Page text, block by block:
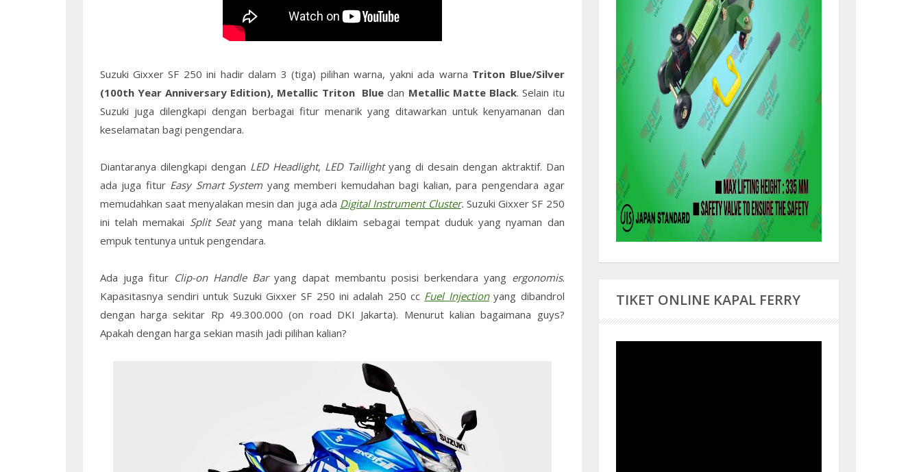
Suzuki Gixxer SF 250 ini hadir dalam 3 (tiga) pilihan warna, yakni ada warna Triton Blue/Silver
(100th Year Anniversary Edition), Metallic Triton Bluedan Metallic Matte Black. Selain itu
Suzuki juga dilengkapi dengan berbagai fitur menarik yang ditawarkan untuk kenyamanan dan
keselamatan bagi pengendara.
Diantaranya dilengkapi dengan LED Headlight, LED Taillightyang di desain dengan aktraktif. Dan
ada juga fitur Easy Smart System yang memberi kemudahan bagi kalian, para pengendara agar
memudahkan saat menyalakan mesin dan juga ada Digital Instrument Cluster. Suzuki Gixxer SF 250
ini telah memakai Split Seatyang mana telah diklaim sebagai tempat duduk yang nyaman dan
empuk tentunya untuk pengendara.
Ada juga fitur Clip-on Handle Bar yang dapat membantu posisi berkendara yang ergonomis.
Kapasitasnya sendiri untuk Suzuki Gixxer SF 250 ini adalah 250 cc Fuel Injectionyang dibandrol
dengan harga sekitar Rp 49.300.000 (on road DKI Jakarta). Menurut kalian bagaimana guys?
Apakah dengan harga sekian masih jadi pilihan kalian?
TIKET ONLINE KAPAL FERRY